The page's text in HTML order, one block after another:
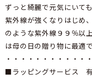
ずっと綺麗で元気にいて
紫外線が強くなりはじめ
のような紫外線９９％以
は母の日の贈り物に最適
・・・・・・・・・・・
■ラッピングサービス 有